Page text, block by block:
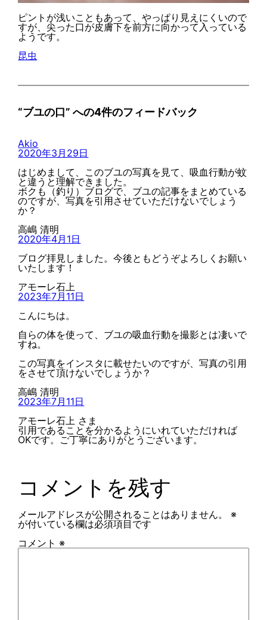
ピントが浅いこともあって、やっぱり見えにくいので
すが、尖った口が皮膚下を前方に向かって入っている
ようです。
昆虫
“ブユの口” への4件のフィードバック
Akio
2020年3月29日
はじめまして、このブユの写真を見て、吸血行動が蚊
と違うと理解できました。
ボクも（釣り）ブログで、ブユの記事をまとめている
のですが、写真を引用させていただけないでしょう
か？
高嶋 清明
2020年4月1日
ブログ拝見しました。今後ともどうぞよろしくお願い
いたします！
アモーレ石上
2023年7月11日
こんにちは。
自らの体を使って、ブユの吸血行動を撮影とは凄いで
すね。
この写真をインスタに載せたいのですが、写真の引用
をさせて頂けないでしょうか？
高嶋 清明
2023年7月11日
アモーレ石上 さま
引用であることを分かるようにいれていただければ
OKです。ご丁寧にありがとうございます。
コメントを残す
メールアドレスが公開されることはありません。
※
が付いている欄は必須項目です
コメント※